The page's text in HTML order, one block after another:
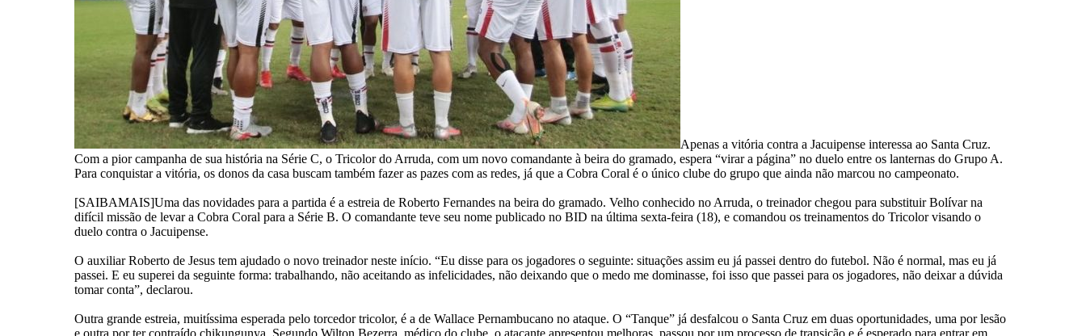
Apenas a vitória contra a Jacuipense interessa ao Santa Cruz.
Com a pior campanha de sua história na Série C, o Tricolor do Arruda, com um novo comandante à beira do gramado, espera “virar a página” no duelo entre os lanternas do Grupo A.
Para conquistar a vitória, os donos da casa buscam também fazer as pazes com as redes, já que a Cobra Coral é o único clube do grupo que ainda não marcou no campeonato.
[SAIBAMAIS]Uma das novidades para a partida é a estreia de Roberto Fernandes na beira do gramado. Velho conhecido no Arruda, o treinador chegou para substituir Bolívar na
difícil missão de levar a Cobra Coral para a Série B. O comandante teve seu nome publicado no BID na última sexta-feira (18), e comandou os treinamentos do Tricolor visando o
duelo contra o Jacuipense.
O auxiliar Roberto de Jesus tem ajudado o novo treinador neste início. “Eu disse para os jogadores o seguinte: situações assim eu já passei dentro do futebol. Não é normal, mas eu já
passei. E eu superei da seguinte forma: trabalhando, não aceitando as infelicidades, não deixando que o medo me dominasse, foi isso que passei para os jogadores, não deixar a dúvida
tomar conta”, declarou.
Outra grande estreia, muitíssima esperada pelo torcedor tricolor, é a de Wallace Pernambucano no ataque. O “Tanque” já desfalcou o Santa Cruz em duas oportunidades, uma por lesão
e outra por ter contraído chikungunya. Segundo Wilton Bezerra, médico do clube, o atacante apresentou melhoras, passou por um processo de transição e é esperado para entrar em